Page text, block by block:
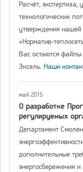
Расчёт,
технологических
утверждения
«Норматив-
Вас остаются
Эксель. Наши
май 2015
О разработке
регулируемых
Департамент
дополнительные
энергосбережения